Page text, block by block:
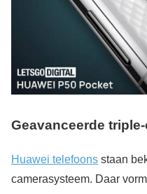
Geavanceerde
Huawei telefoons staan
camerasysteem. Daar